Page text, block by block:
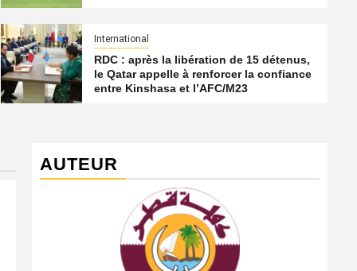
International
RDC : après la libération de 15 détenus,
le Qatar appelle à renforcer la confiance
entre Kinshasa et l’AFC/M23
AUTEUR